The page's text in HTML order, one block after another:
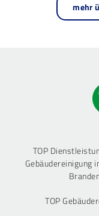
mehr
TOP
Gebäudereinigung
TOP